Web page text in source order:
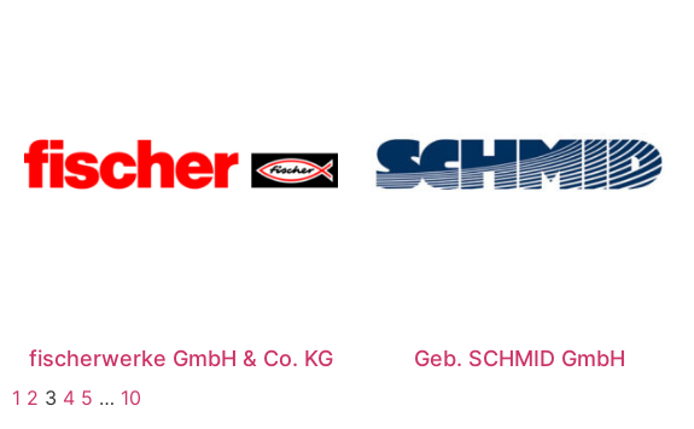
fischerwerke GmbH & Co. KG Geb. SCHMID GmbH
1 2 3 4 5 … 10